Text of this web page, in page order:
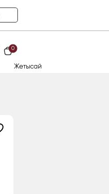
0
Жетысай